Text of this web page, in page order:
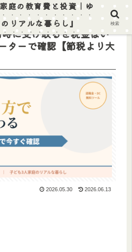
に受け取ると税金はい
ターで確認【節税より大
2026.05.30 2026.06.13
庭の教育費と投資｜ゆ
リアルな暮らし』
検索